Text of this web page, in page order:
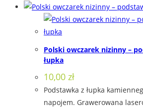
Polski owczarek nizinny –
łupka
10,00 zł
Podstawka z łupka
napojem. Grawerowana